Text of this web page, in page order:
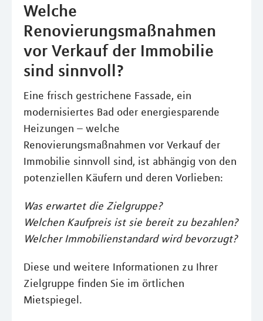
Welche
Renovierungsmaßnahmen
vor Verkauf der Immobilie
sind sinnvoll?
Eine frisch gestrichene Fassade, ein
modernisiertes Bad oder energiesparende
Heizungen – welche
Renovierungsmaßnahmen vor Verkauf der
Immobilie sinnvoll sind, ist abhängig von den
potenziellen Käufern und deren Vorlieben:
Was erwartet die Zielgruppe?
Welchen Kaufpreis ist sie bereit zu bezahlen?
Welcher Immobilienstandard wird bevorzugt?
Diese und weitere Informationen zu Ihrer
Zielgruppe finden Sie im örtlichen
Mietspiegel.